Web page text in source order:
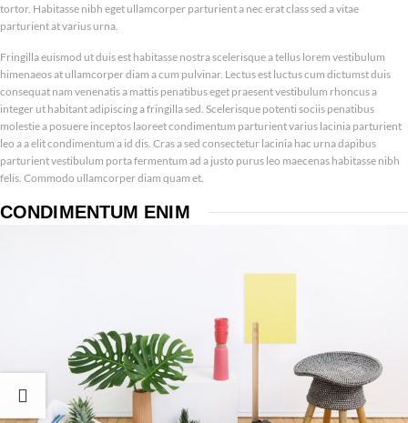
tortor. Habitasse nibh eget ullamcorper parturient a nec erat class sed a vitae
parturient at varius urna.
Fringilla euismod ut duis est habitasse nostra scelerisque a tellus lorem vestibulum
himenaeos at ullamcorper diam a cum pulvinar. Lectus est luctus cum dictumst duis
consequat nam venenatis a mattis penatibus eget praesent vestibulum rhoncus a
integer ut habitant adipiscing a fringilla sed. Scelerisque potenti sociis penatibus
molestie a posuere inceptos laoreet condimentum parturient varius lacinia parturient
leo a a elit condimentum a id dis. Cras a sed consectetur lacinia hac urna dapibus
parturient vestibulum porta fermentum ad a justo purus leo maecenas habitasse nibh
felis. Commodo ullamcorper diam quam et.
CONDIMENTUM ENIM